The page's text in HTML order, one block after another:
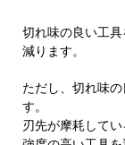
切れ味の良い工
減ります。
ただし、切れ味
す。
刃先が摩耗して